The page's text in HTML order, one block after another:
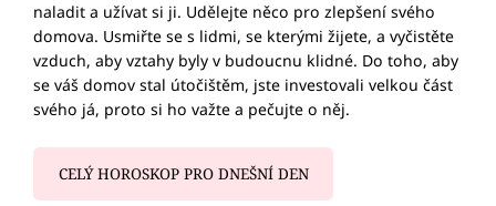
naladit a užívat si ji. Udělejte něco pro zlepšení svého
domova. Usmiřte se s lidmi, se kterými žijete, a vyčistěte
vzduch, aby vztahy byly v budoucnu klidné. Do toho, aby
se váš domov stal útočištěm, jste investovali velkou část
svého já, proto si ho važte a pečujte o něj.
CELÝ HOROSKOP PRO DNEŠNÍ DEN